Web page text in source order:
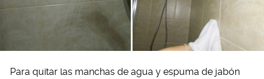
Para quitar las manchas de agua y espuma de jabón